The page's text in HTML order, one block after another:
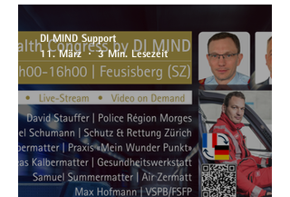
DI MIND Support
11. März
3 Min. Lesezeit